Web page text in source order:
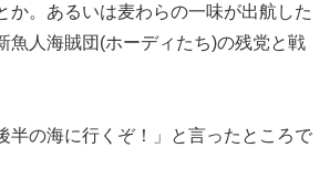
か。あるいは麦わらの一味が出航した
魚人海賊団(ホーディたち)の残党と戦
半の海に行くぞ！」と言ったところで